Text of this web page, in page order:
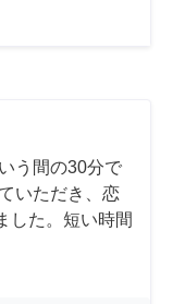
う間の30分で
いただき、恋
した。短い時間